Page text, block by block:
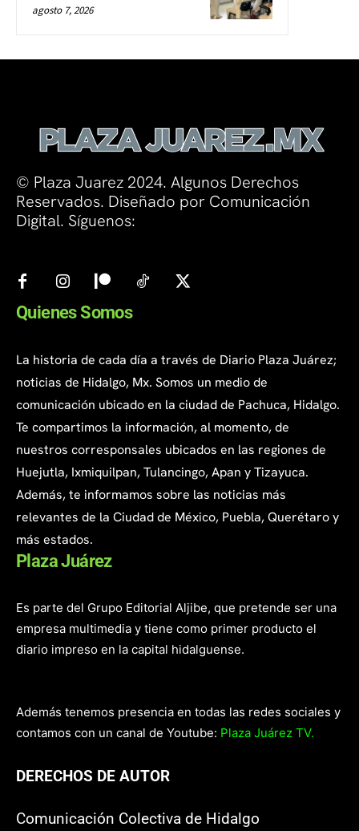
agosto 7, 2026
© Plaza Juarez 2024. Algunos Derechos
Reservados. Diseñado por Comunicación
Digital. Síguenos:
Quienes Somos
La historia de cada día a través de Diario Plaza Juárez;
noticias de Hidalgo, Mx. Somos un medio de
comunicación ubicado en la ciudad de Pachuca, Hidalgo.
Te compartimos la información, al momento, de
nuestros corresponsales ubicados en las regiones de
Huejutla, Ixmiquilpan, Tulancingo, Apan y Tizayuca.
Además, te informamos sobre las noticias más
relevantes de la Ciudad de México, Puebla, Querétaro y
más estados.
Plaza Juárez
Es parte del Grupo Editorial Aljibe, que pretende ser una
empresa multimedia y tiene como primer producto el
diario impreso en la capital hidalguense.
Además tenemos presencia en todas las redes sociales y
contamos con un canal de Youtube: Plaza Juárez TV.
DERECHOS DE AUTOR
Comunicación Colectiva de Hidalgo